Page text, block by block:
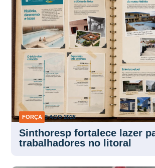
FORÇA 3 AGO 2026
Sinthoresp fortalece lazer
trabalhadores no litoral